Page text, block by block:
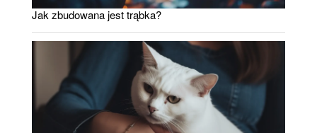
Jak zbudowana jest trąbka?